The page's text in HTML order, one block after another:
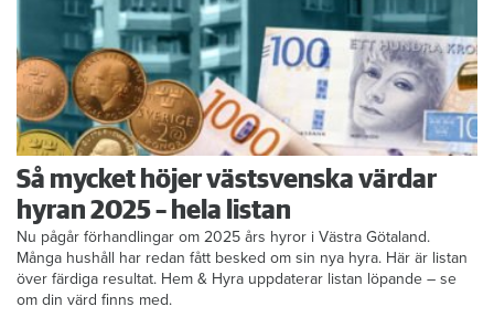
Så mycket höjer västsvenska värdar
hyran 2025 – hela listan
Nu pågår förhandlingar om 2025 års hyror i Västra Götaland.
Många hushåll har redan fått besked om sin nya hyra. Här är listan
över färdiga resultat. Hem & Hyra uppdaterar listan löpande – se
om din värd finns med.